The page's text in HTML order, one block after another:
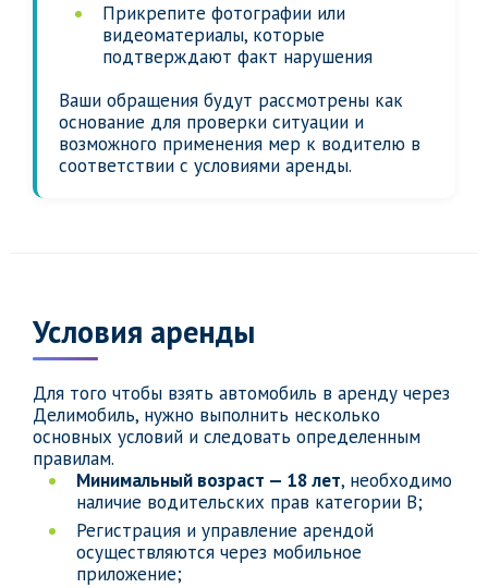
Прикрепите фотографии или
видеоматериалы, которые
подтверждают факт нарушения
Ваши обращения будут рассмотрены как
основание для проверки ситуации и
возможного применения мер к водителю в
соответствии с условиями аренды.
Условия аренды
Для того чтобы взять автомобиль в аренду через
Делимобиль, нужно выполнить несколько
основных условий и следовать определенным
правилам.
Минимальный возраст — 18 лет, необходимо
наличие водительских прав категории B;
Регистрация и управление арендой
осуществляются через мобильное
приложение;